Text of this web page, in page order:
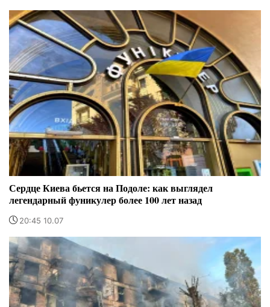
Сердце Киева бьется на Подоле: как выглядел
легендарный фуникулер более 100 лет назад
20:45 10.07